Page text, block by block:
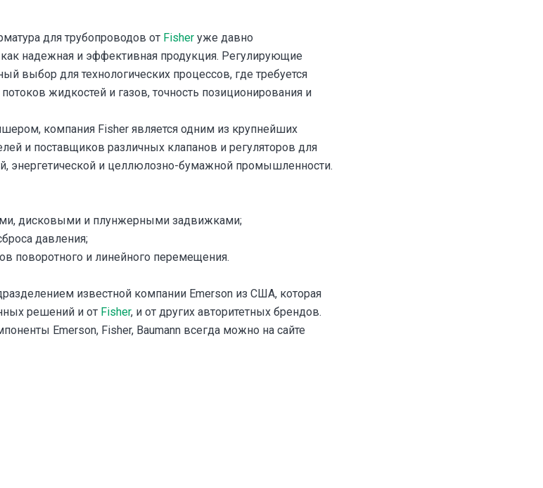
для трубопроводов от Fisher уже давно
надежная и эффективная продукция. Регулирующие
выбор для технологических процессов, где требуется
жидкостей и газов, точность позиционирования и
компания Fisher является одним из крупнейших
и поставщиков различных клапанов и регуляторов для
энергетической и целлюлозно-бумажной промышленности.
дисковыми и плунжерными задвижками;
давления;
поворотного и линейного перемещения.
известной компании Emerson из США, которая
решений и от Fisher, и от других авторитетных брендов.
Emerson, Fisher, Baumann всегда можно на сайте